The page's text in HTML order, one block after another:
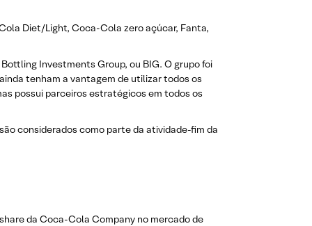
Diet/Light, Coca-Cola zero açúcar, Fanta,
Investments Group, ou BIG. O grupo foi
tenham a vantagem de utilizar todos os
possui parceiros estratégicos em todos os
considerados como parte da atividade-fim da
da Coca-Cola Company no mercado de